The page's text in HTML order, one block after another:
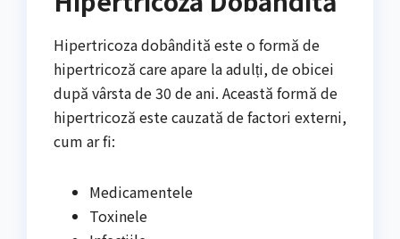
Hipertricoza dobândită este o formă de
hipertricoză care apare la adulți, de obicei
după vârsta de 30 de ani. Această formă de
hipertricoză este cauzată de factori externi,
cum ar fi:
Medicamentele
Toxinele